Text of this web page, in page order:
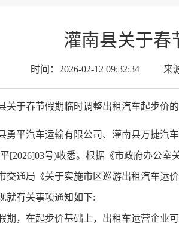
灌南县关于春
时间： 2026-02-12 09:32:34 来
关于春节假期临时调整出租汽车起步价
勇平汽车运输有限公司、灌南县万捷汽
[2026]03号)收悉。根据《市政府办公
交通局《关于实施市区巡游出租汽车运
就有关事项通知如下:
期，在起步价基础上，出租车运营企业